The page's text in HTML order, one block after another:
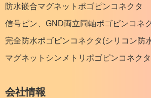
防水嵌合マグネットポゴピンコネクタ
信号ピン、GND両立同軸ポゴピンコネ
完全防水ポゴピンコネクタ(シリコン防
マグネットシンメトリポゴピンコネクタ
会社情報